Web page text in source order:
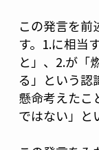
この発言を前
す。1.に相当
と」、2.が「
る」という認
懸命考えたこ
ではない」と